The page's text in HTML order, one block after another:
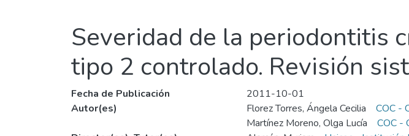
Severidad de la periodontitis
tipo 2 controlado. Revisión
Fecha de Publicación
2011-10-01
Autor(es)
Florez Torres, Ángela Cecilia
COC -
Martínez Moreno, Olga Lucía
COC -